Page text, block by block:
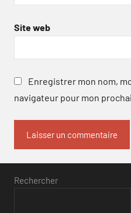
Site web
Enregistrer mon nom,
navigateur pour mon
Rechercher